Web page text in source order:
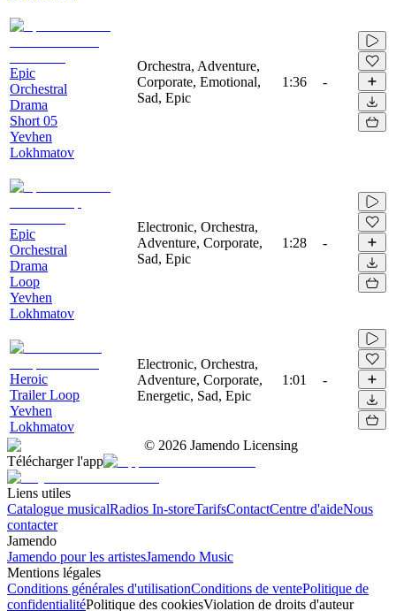
Epic
Orchestral
Drama
Short 05
Yevhen
Lokhmatov
Orchestra, Adventure,
Corporate, Emotional,
Sad, Epic
1:36 -
Epic
Orchestral
Drama
Loop
Yevhen
Lokhmatov
Electronic, Orchestra,
Adventure, Corporate,
Sad, Epic
1:28 -
Heroic
Trailer Loop
Yevhen
Lokhmatov
Electronic, Orchestra,
Adventure, Corporate,
Energetic, Sad, Epic
1:01 -
© 2026 Jamendo Licensing
Télécharger l'app
Liens utiles
Catalogue musicalRadios In-storeTarifsContactCentre d'aideNous
contacter
Jamendo
Jamendo pour les artistesJamendo Music
Mentions légales
Conditions générales d'utilisationConditions de ventePolitique de
confidentialitéPolitique des cookiesViolation de droits d'auteur